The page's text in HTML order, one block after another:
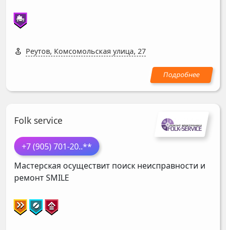
Реутов, Комсомольская улица, 27
Folk service
+7 (905) 701-20..**
Мастерская осуществит поиск неисправности и
ремонтSMILE